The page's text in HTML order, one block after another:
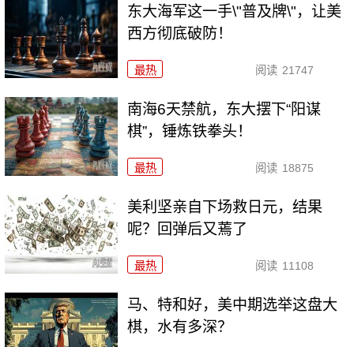
东大海军这一手\"普及牌\"，让美
西方彻底破防！
最热 阅读 21747
南海6天禁航，东大摆下“阳谋
棋”，锤炼铁拳头！
最热 阅读 18875
美利坚亲自下场救日元，结果
呢？回弹后又蔫了
最热 阅读 11108
马、特和好，美中期选举这盘大
棋，水有多深？